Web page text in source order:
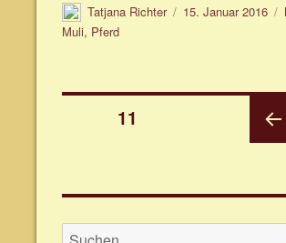
Autor
Tatjana Richter
Veröffentlicht
15. Januar 2016
Muli, Pferd
Beiträge
E
11
Suche